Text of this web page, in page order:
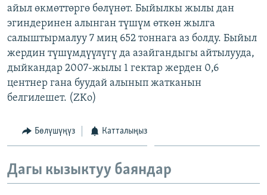
ЫҢГАЙСЫЗ СУРООЛОР
ЭЕ/АРнун бардык сайттары
айыл өкмөттөргө бөлүнөт. Быйылкы жылы дан
эгиндеринен алынган түшүм өткөн жылга
салыштырмалуу 7 миң 652 тоннага аз болду. Быйыл
жердин түшүмдүүлүгү да азайгандыгы айтылууда,
дыйкандар 2007-жылы 1 гектар жерден 0,6
центнер гана буудай алынып жатканын
белгилешет. (ZKo)
Бөлүшүңүз Катталыңыз
Дагы кызыктуу баяндар